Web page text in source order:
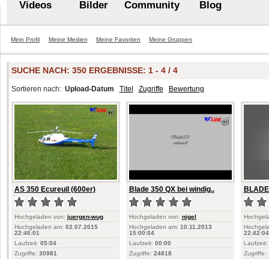
Videos Bilder Community Blog
Mein Profil Meine Medien Meine Favoriten Meine Gruppen
SUCHE NACH:350 ERGEBNISSE: 1 - 4 / 4
Sortieren nach: Upload-Datum Titel Zugriffe Bewertung
AS 350 Ecureuil (600er)
Hochgeladen von: juergen-wug
Hochgeladen am: 02.07.2015
22:46:01
Laufzeit: 05:04
Zugriffe: 30981
Blade 350 QX bei windig..
Hochgeladen von: nigel
Hochgeladen am: 10.11.2013
15:00:04
Laufzeit: 00:00
Zugriffe: 24818
22:42:04
Laufzeit:
Zugriffe: